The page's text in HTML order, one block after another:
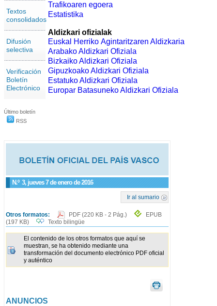
Textos
consolidados
Difusión
selectiva
Verificación
Boletín
Electrónico
Último boletín
RSS
N.º 3, jueves 7 de enero de 2016
Ir al sumario
Otros formatos: PDF (220 KB - 2 Pág.)
EPUB
(197 KB)
Texto bilingüe
El contenido de los otros formatos que aquí se
muestran, se ha obtenido mediante una
transformación del documento electrónico PDF oficial
y auténtico
ANUNCIOS
Trafikoaren egoera
Estatistika
Aldizkari ofizialak
Euskal Herriko Agintaritzaren Aldizkaria
Arabako Aldizkari Ofiziala
Bizkaiko Aldizkari Ofiziala
Gipuzkoako Aldizkari Ofiziala
Estatuko Aldizkari Ofiziala
Europar Batasuneko Aldizkari Ofiziala